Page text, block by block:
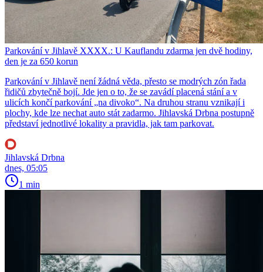
Parkování v Jihlavě XXXX.: U Kauflandu zdarma jen dvě hodiny,
den je za 650 korun
Parkování v Jihlavě není žádná věda, přesto se modrých zón řada
řidičů zbytečně bojí. Jde jen o to, že se zavádí placená stání a v
ulicích končí parkování „na divoko“. Na druhou stranu vznikají i
plochy, kde lze nechat auto stát zadarmo. Jihlavská Drbna postupně
představí jednotlivé lokality a pravidla, jak tam parkovat.
Jihlavská Drbna
dnes, 05:05
1 min